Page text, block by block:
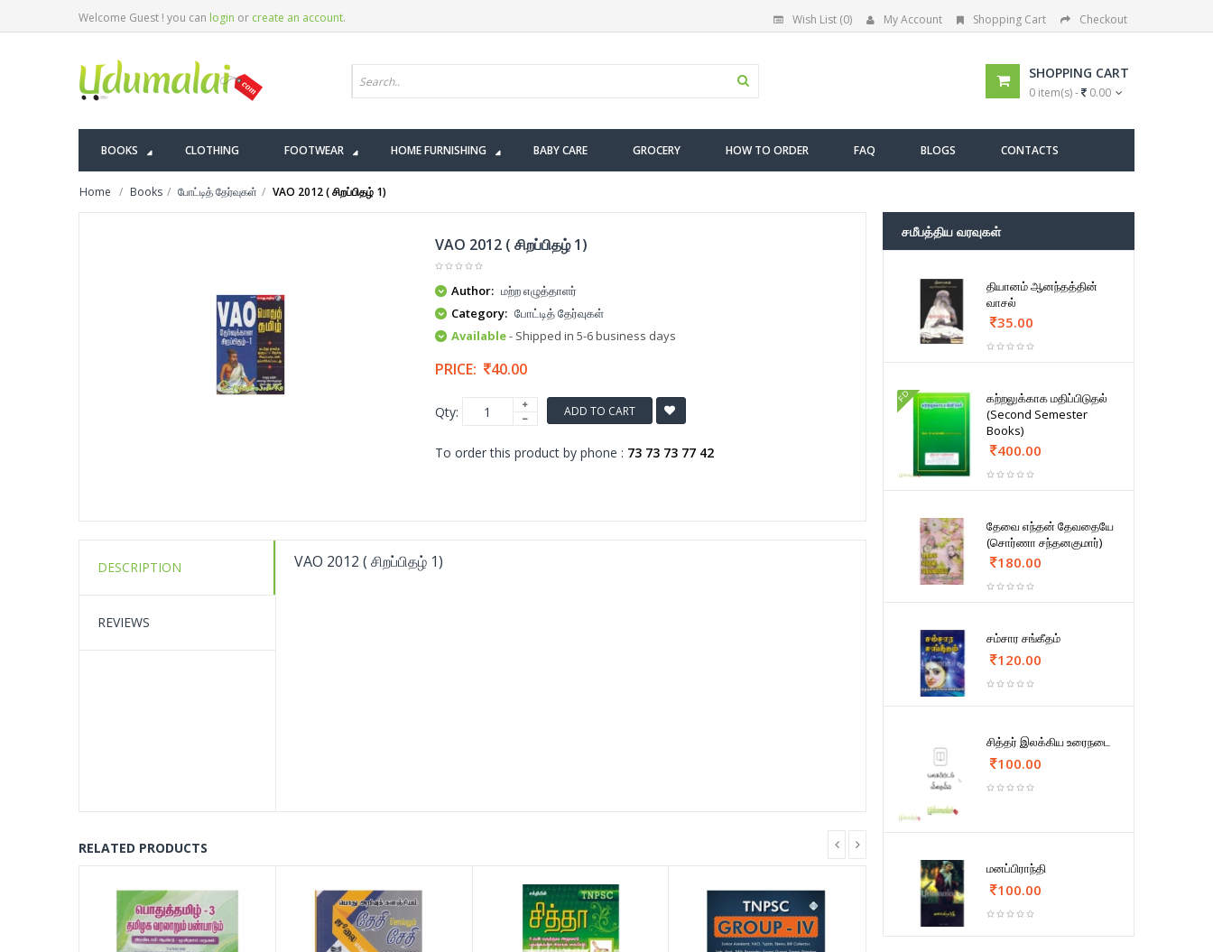
Welcome Guest ! you can login or create an account. Wish List (0) My Account Shopping Cart Checkout
SHOPPING CART
0 item(s) - 0.00
BOOKS CLOTHING FOOTWEAR HOME FURNISHING BABY CARE GROCERY HOW TO ORDER FAQ BLOGS CONTACTS
Home Books போட்டித் தேர்வுகள் VAO 2012 ( சிறப்பிதழ் 1)
VAO 2012 ( சிறப்பிதழ் 1)
Author: மற்ற எழுத்தாளர்
Category: போட்டித் தேர்வுகள்
Available- Shipped in 5-6 business days
PRICE: 40.00
Qty: ADD TO CART
To order this product by phone : 73 73 73 77 42
DESCRIPTION
REVIEWS
VAO 2012 ( சிறப்பிதழ் 1)
RELATED PRODUCTS
சமீபத்திய வரவுகள்
தியானம் ஆனந்தத்தின்
வாசல்
35.00
FD
கற்றலுக்காக மதிப்பிடுதல்
(Second Semester
Books)
400.00
தேவை எந்தன் தேவதையே
(சொர்ணா சந்தனகுமார்)
180.00
சம்சார சங்கீதம்
120.00
சித்தர் இலக்கிய உரைநடை
100.00
மனப்பிராந்தி
100.00